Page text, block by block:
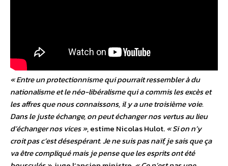
« Entre un protectionnisme qui pourrait ressembler à du
nationalisme et le néo-libéralisme qui a commis les excès et
les affres que nous connaissons, il y a une troisième voie.
Dans le juste échange, on peut échanger nos vertus au lieu
d’échanger nos vices », estime Nicolas Hulot.« Si on n’y
croit pas c’est désespérant. Je ne suis pas naïf, je sais que ça
va être compliqué mais je pense que les esprits ont été